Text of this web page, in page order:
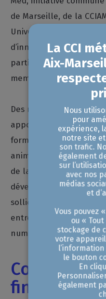
de Marseille, de la
Université, la French
d’innovation auprès de
participera au sourcing
membre du jury.
Des membres du réseau
apporteront aussi leurs
formations numériques
animant des
de la CCIAMP.
développer
sollicitant ses
entreprises
numérique.
Contribuer
Nous
pour
expérience,
notre site
son trafic.
également
sur
avec nos
médias
et
Vous pouvez
ou «
stockage de
votre appareil
le bouton
En
également